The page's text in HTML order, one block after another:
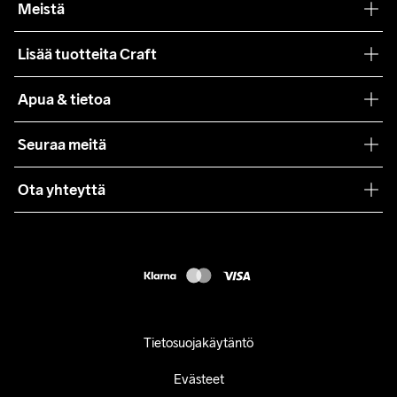
Meistä
Lisää tuotteita Craft
Yhteistyöt
Lehdistö
Apua & tietoa
Käyttöehdot
Asiakaspalvelu
Seuraa meitä
Ota yhteyttä
Tietosuojakäytäntö
Evästeet